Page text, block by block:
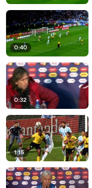
0:40
0:32
1:15